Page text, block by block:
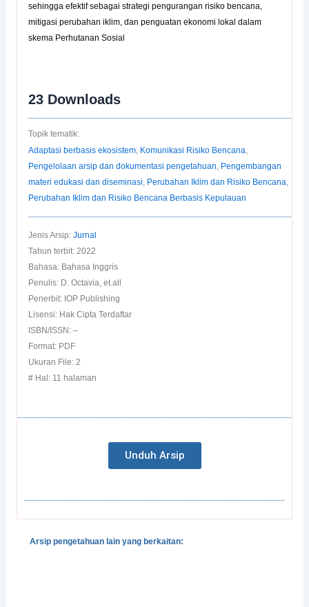
sehingga efektif sebagai strategi pengurangan risiko bencana,
mitigasi perubahan iklim, dan penguatan ekonomi lokal dalam
skema Perhutanan Sosial
23 Downloads
Topik tematik:
Adaptasi berbasis ekosistem, Komunikasi Risiko Bencana,
Pengelolaan arsip dan dokumentasi pengetahuan, Pengembangan
materi edukasi dan diseminasi, Perubahan Iklim dan Risiko Bencana,
Perubahan Iklim dan Risiko Bencana Berbasis Kepulauan
Jenis Arsip:Jurnal
Tahun terbit: 2022
Bahasa: Bahasa Inggris
Penulis: D. Octavia, et.all
Penerbit: IOP Publishing
Lisensi: Hak Cipta Terdaftar
ISBN/ISSN: –
Format: PDF
Ukuran File: 2
# Hal: 11 halaman
Unduh Arsip
Arsip pengetahuan lain yang berkaitan: